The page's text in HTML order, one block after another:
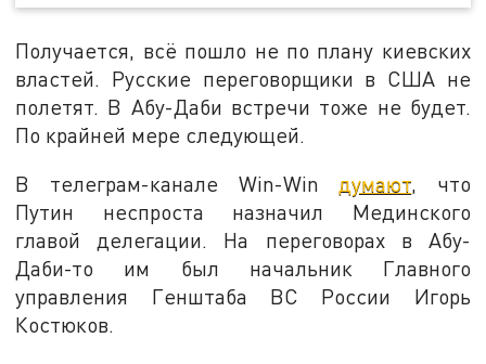
Получается, всё пошло не по плану киевских
властей. Русские переговорщики в США не
полетят. В Абу-Даби встречи тоже не будет.
По крайней мере следующей.
В телеграм-канале Win-Win думают, что
Путин неспроста назначил Мединского
главой делегации. На переговорах в Абу-
Даби-то им был начальник Главного
управления Генштаба ВС России Игорь
Костюков.